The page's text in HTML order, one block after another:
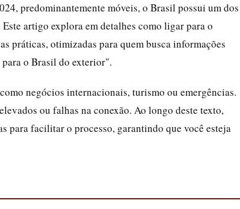
predominantemente móveis, o Brasil possui um dos
artigo explora em detalhes como ligar para o
práticas, otimizadas para quem busca informações
o Brasil do exterior".
negócios internacionais, turismo ou emergências.
ou falhas na conexão. Ao longo deste texto,
para facilitar o processo, garantindo que você esteja